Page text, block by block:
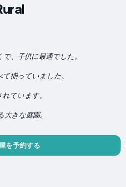
、子供に最適でした。
揃っていました。
ています。
きな庭園。
を予約する